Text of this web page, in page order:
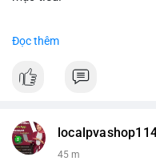
gồm tài liệu toàn diện,
Đăng ký ngay hôm nay để
Đọc thêm
45 m